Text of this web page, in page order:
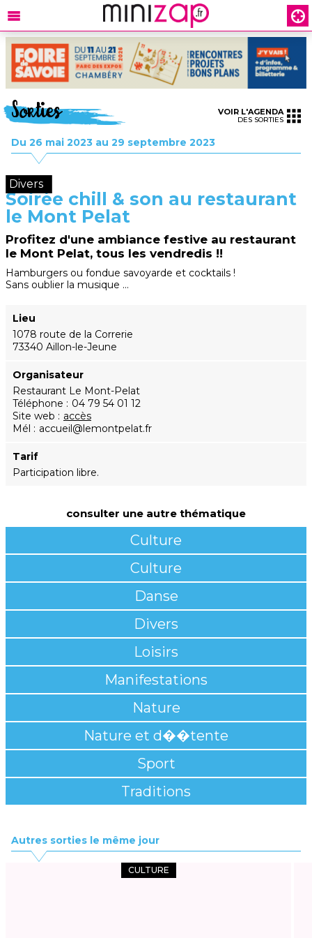
Sorties
Du 26 mai 2023 au 29 septembre 2023
VOIR L'AGENDA
DES SORTIES
Divers
Soirée chill & son au restaurant
le Mont Pelat
Profitez d'une ambiance festive au restaurant
le Mont Pelat, tous les vendredis !!
Hamburgers ou fondue savoyarde et cocktails !
Sans oublier la musique ...
Lieu
1078 route de la Correrie
73340 Aillon-le-Jeune
Organisateur
Restaurant Le Mont-Pelat
Téléphone
04 79 54 01 12
Site web
accès
Mél
accueil@lemontpelat.fr
Tarif
Participation libre.
consulter une autre thématique
Culture
Culture
Danse
Divers
Loisirs
Manifestations
Nature
Nature et d��tente
Sport
Traditions
Autres sorties le même jour
CULTURE